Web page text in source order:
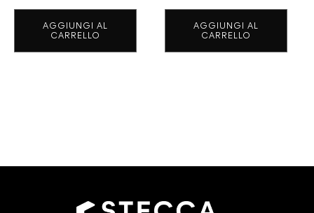
prezzo
originale
prezzo
attuale
AGGIUNGI AL
CARRELLO
originaleattuale
è:
AGGIUNGI AL
CARRELLO